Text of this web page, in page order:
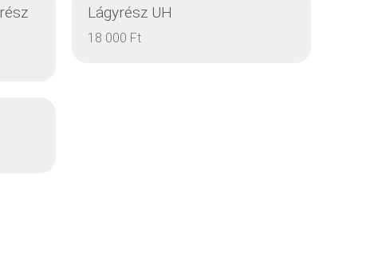
Lágyrész UH
18 000 Ft